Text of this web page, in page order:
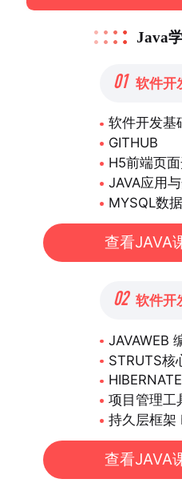
Java
01 软件开
软件开发基
GITHUB
H5前端页
JAVA应用
MYSQL数
查看JAVA
02 软件开
JAVAWEB
STRUTS核
项目管理工
持久层框架
查看JAVA